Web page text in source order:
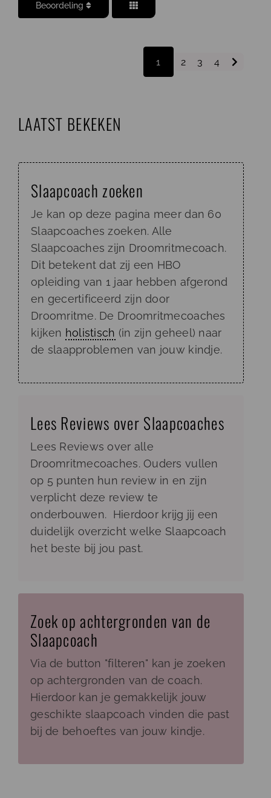
naar oplossingen, heeft me
pedagogisch medewerker en ervaring
met verschillende leeftijdsgroepen,
Beoordeling
1 2 3 4 Older
LAATST BEKEKEN
Slaapcoach zoeken
Je kan op deze pagina meer dan 60
Slaapcoaches zoeken. Alle
Slaapcoaches zijn Droomritmecoach.
Dit betekent dat zij een HBO
opleiding van 1 jaar hebben afgerond
en gecertificeerd zijn door
Droomritme. De Droomritmecoaches
kijken holistisch (in zijn geheel) naar
de slaapproblemen van jouw kindje.
Lees Reviews over Slaapcoaches
Lees Reviews over alle
Droomritmecoaches. Ouders vullen
op 5 punten hun review in en zijn
verplicht deze review te
onderbouwen. Hierdoor krijg jij een
duidelijk overzicht welke Slaapcoach
het beste bij jou past.
Zoek op achtergronden van de
Slaapcoach
Via de button "filteren" kan je zoeken
op achtergronden van de coach.
Hierdoor kan je gemakkelijk jouw
geschikte slaapcoach vinden die past
bij de behoeftes van jouw kindje.